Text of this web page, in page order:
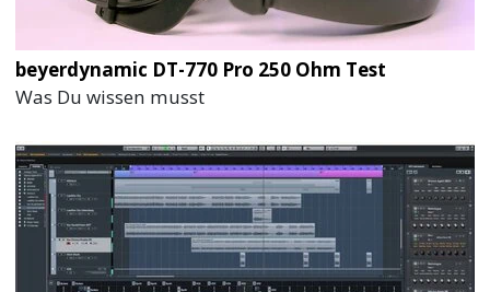
beyerdynamic DT-770 Pro 250 Ohm Test
Was Du wissen musst